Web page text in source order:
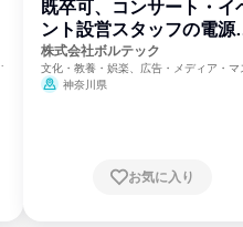
既卒可、コンサート・イ
ント設営スタッフの電源
門
株式会社ボルテック
文化・教養・娯楽、広告・メディア・マ
ミ、電力・ガス・水道・エネルギー
神奈川県
お気に入り